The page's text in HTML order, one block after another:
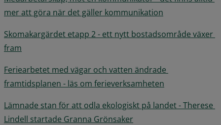
mer att göra när det gäller kommunikation
Skomakargärdet etapp 2 - ett nytt bostadsområde växer
fram
Feriearbetet med vägar och vatten ändrade
framtidsplanen - läs om ferieverksamheten
Lämnade stan för att odla ekologiskt på landet - Therese
Lindell startade Granna Grönsaker